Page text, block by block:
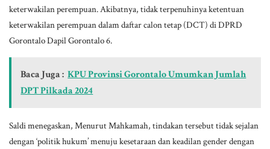
keterwakilan perempuan. Akibatnya, tidak terpenuhinya ketentuan
keterwakilan perempuan dalam daftar calon tetap (DCT) di DPRD
Gorontalo Dapil Gorontalo 6.
Baca Juga : KPU Provinsi Gorontalo Umumkan Jumlah
DPT Pilkada 2024
Saldi menegaskan, Menurut Mahkamah, tindakan tersebut tidak sejalan
dengan ‘politik hukum’ menuju kesetaraan dan keadilan gender dengan